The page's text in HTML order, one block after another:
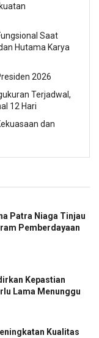
Saat
Hutama Karya
2026
Terjadwal,
12 Hari
dan
Patra Niaga Tinjau
Pemberdayaan
Kepastian
Lama Menunggu
Kualitas